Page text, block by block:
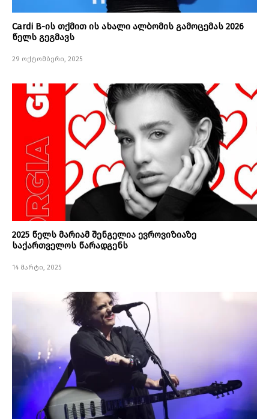
Cardi B-ის თქმით ის ახალი ალბომის გამოცემას 2026
წელს გეგმავს
29 ოქტომბერი, 2025
2025 წელს მარიამ შენგელია ევროვიზიაზე
საქართველოს წარადგენს
14 მარტი, 2025